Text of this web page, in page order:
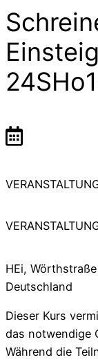
HEi,
Deutschland
Dieser Kurs
das notwendige
Während die